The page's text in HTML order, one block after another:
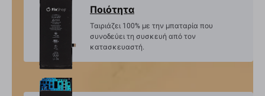
Ποιότητα
Ταιριάζει 100% με την μπαταρία που
συνοδεύει τη συσκευή από τον
κατασκευαστή.